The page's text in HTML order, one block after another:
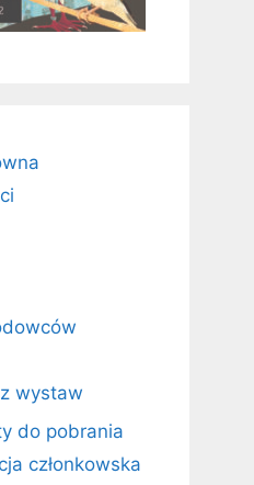
wystaw
do pobrania
członkowska